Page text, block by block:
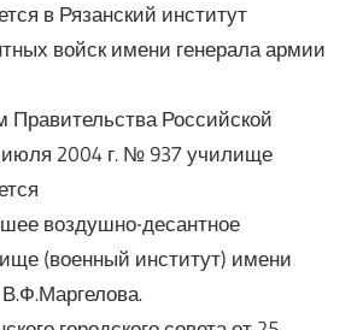
в Рязанский институт
войск имени генерала армии
Правительства Российской
2004 г. № 937 училище
воздушно-десантное
(военный институт) имени